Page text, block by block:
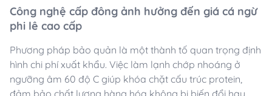
Công nghệ cấp đông ảnh hưởng đến giá cá ngừ
phi lê cao cấp
Phương pháp bảo quản là một thành tố quan trọng định
hình chi phí xuất khẩu. Việc làm lạnh chớp nhoáng ở
ngưỡng âm 60 độ C giúp khóa chặt cấu trúc protein,